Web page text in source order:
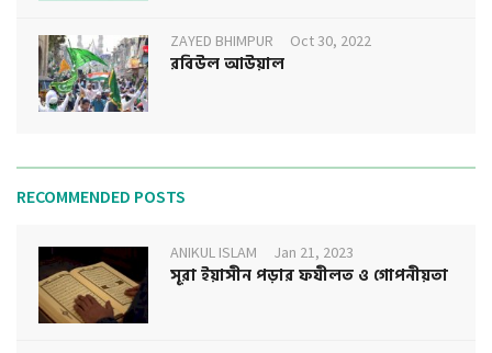
ZAYED BHIMPUR Oct 30, 2022
রবিউল আউয়াল
RECOMMENDED POSTS
ANIKUL ISLAM Jan 21, 2023
সূরা ইয়াসীন পড়ার ফযীলত ও গোপনীয়তা